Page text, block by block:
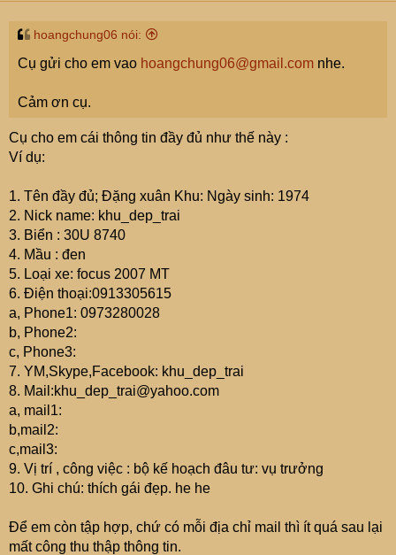
hoangchung06 nói:
Cụ gửi cho em vao hoangchung06@gmail.com nhe.
Cảm ơn cụ.
Cụ cho em cái thông tin đầy đủ như thế này :
Ví dụ:
1. Tên đầy đủ; Đặng xuân Khu: Ngày sinh: 1974
2. Nick name: khu_dep_trai
3. Biển : 30U 8740
4. Mầu : đen
5. Loại xe: focus 2007 MT
6. Điện thoại:0913305615
a, Phone1: 0973280028
b, Phone2:
c, Phone3:
7. YM,Skype,Facebook: khu_dep_trai
8. Mail:khu_dep_trai@yahoo.com
a, mail1:
b,mail2:
c,mail3:
9. Vị trí , công việc : bộ kế hoạch đâu tư: vụ trưởng
10. Ghi chú: thích gái đẹp. he he
Để em còn tập hợp, chứ có mỗi địa chỉ mail thì ít quá sau lại
mất công thu thập thông tin.